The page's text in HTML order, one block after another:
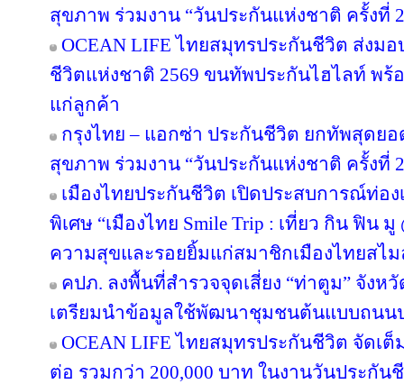
สุขภาพ ร่วมงาน “วันประกันแห่งชาติ ครั้งที่
OCEAN LIFE ไทยสมุทรประกันชีวิต ส่งม
ชีวิตแห่งชาติ 2569 ขนทัพประกันไฮไลท์ พร้
แก่ลูกค้า
กรุงไทย – แอกซ่า ประกันชีวิต ยกทัพสุดย
สุขภาพ ร่วมงาน “วันประกันแห่งชาติ ครั้งที่
เมืองไทยประกันชีวิต เปิดประสบการณ์ท่อ
พิเศษ “เมืองไทย Smile Trip : เที่ยว กิน ฟิน มู
ความสุขและรอยยิ้มแก่สมาชิกเมืองไทยสไ
คปภ. ลงพื้นที่สำรวจจุดเสี่ยง “ท่าตูม” จังห
เตรียมนำข้อมูลใช้พัฒนาชุมชนต้นแบบถนน
OCEAN LIFE ไทยสมุทรประกันชีวิต จัดเ
ต่อ รวมกว่า 200,000 บาท ในงานวันประกัน